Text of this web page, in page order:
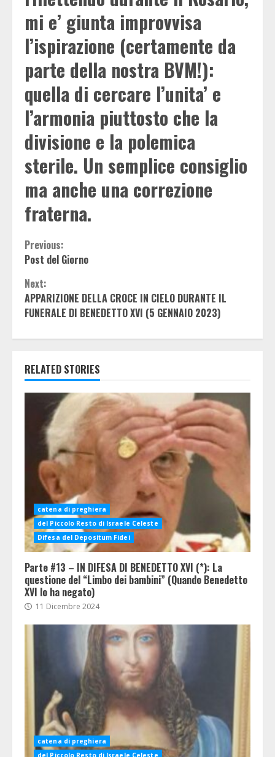
mi e’ giunta improvvisa
l’ispirazione (certamente da
parte della nostra BVM!):
quella di cercare l’unita’ e
l’armonia piuttosto che la
divisione e la polemica
sterile. Un semplice consiglio
ma anche una correzione
fraterna.
Continue
Reading
Previous:
Post del Giorno
Next:
APPARIZIONE DELLA CROCE IN CIELO DURANTE IL
FUNERALE DI BENEDETTO XVI (5 GENNAIO 2023)
RELATED STORIES
catena di preghiera
del Piccolo Resto di Israele Celeste
Difesa del Depositum Fidei
Parte #13 – IN DIFESA DI BENEDETTO XVI (*): La
questione del “Limbo dei bambini” (Quando Benedetto
XVI lo ha negato)
11 Dicembre 2024
catena di preghiera